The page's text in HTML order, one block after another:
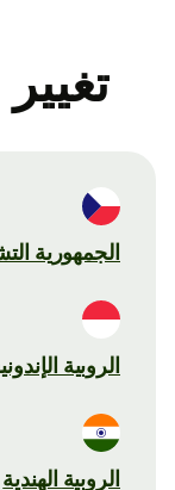
الجمهورية
الروبية
الروبية الهندية